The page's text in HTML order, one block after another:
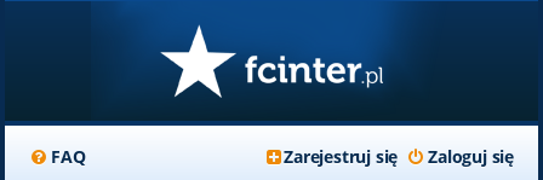
FAQ Zaloguj się
Zarejestruj się